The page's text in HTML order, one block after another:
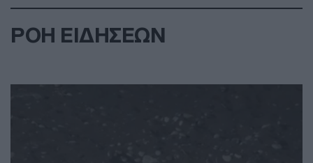
ΡΟΗ ΕΙΔΗΣΕΩΝ